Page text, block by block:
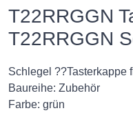
T22RRGGN
T22RRGGN
Schlegel ??Tasterkappe
Baureihe: Zubehör
Farbe: grün